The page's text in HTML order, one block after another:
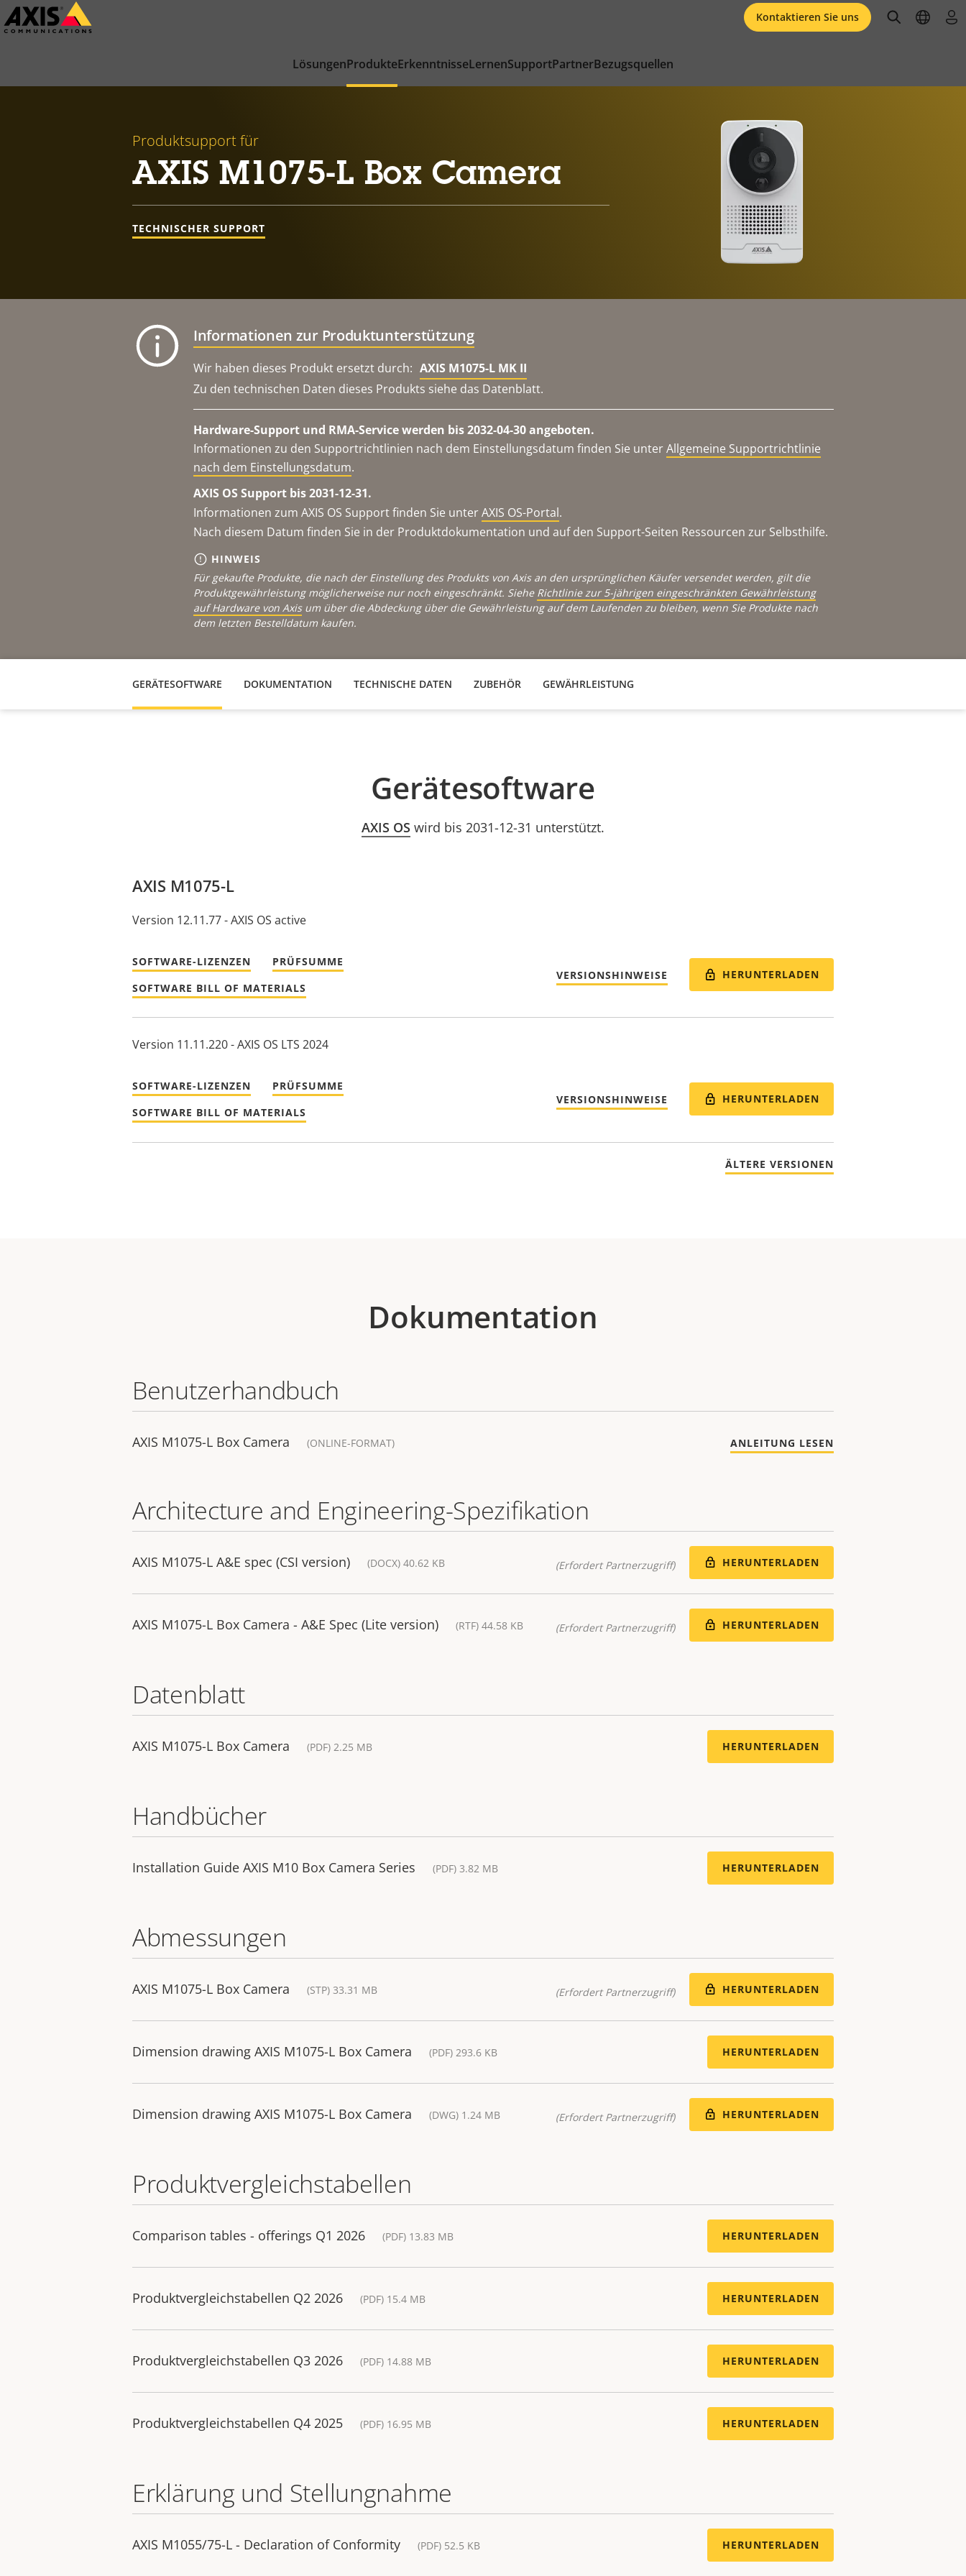
Zum
Hauptinhalt
LösungenProdukteErkenntnisseLernenSupportPartnerBezugsquellen
Kontaktieren Sie uns openopen
Produktsupport für
AXIS M1075-L Box Camera
TECHNISCHER SUPPORT
Informationen zur Produktunterstützung
Wir haben dieses Produkt ersetzt durch: AXIS M1075-L MK II
Zu den technischen Daten dieses Produkts siehe das Datenblatt.
Hardware-Support und RMA-Service werden bis 2032-04-30 angeboten.
Informationen zu den Supportrichtlinien nach dem Einstellungsdatum finden Sie unterAllgemeine Supportrichtlinie
nach dem Einstellungsdatum.
AXIS OS Support bis 2031-12-31.
Informationen zum AXIS OS Support finden Sie unterAXIS OS-Portal.
Nach diesem Datum finden Sie in der Produktdokumentation und auf den Support-Seiten Ressourcen zur Selbsthilfe.
HINWEIS
Für gekaufte Produkte, die nach der Einstellung des Produkts von Axis an den ursprünglichen Käufer versendet werden, gilt die
Produktgewährleistung möglicherweise nur noch eingeschränkt. Siehe Richtlinie zur 5-jährigen eingeschränkten Gewährleistung
auf Hardware von Axisum über die Abdeckung über die Gewährleistung auf dem Laufenden zu bleiben, wenn Sie Produkte nach
dem letzten Bestelldatum kaufen.
GERÄTESOFTWARE DOKUMENTATION TECHNISCHE DATEN ZUBEHÖR GEWÄHRLEISTUNG
Gerätesoftware
AXIS OS wird bis 2031-12-31 unterstützt.
AXIS M1075-L
Version 12.11.77 - AXIS OS active
SOFTWARE-LIZENZEN
PRÜFSUMME
SOFTWARE BILL OF MATERIALS
VERSIONSHINWEISE HERUNTERLADEN
Version 11.11.220 - AXIS OS LTS 2024
SOFTWARE-LIZENZEN
PRÜFSUMME
SOFTWARE BILL OF MATERIALS
VERSIONSHINWEISE HERUNTERLADEN
ÄLTERE VERSIONEN
Dokumentation
Benutzerhandbuch
AXIS M1075-L Box Camera (ONLINE-FORMAT) ANLEITUNG LESEN
Architecture and Engineering-Spezifikation
AXIS M1075-L A&E spec (CSI version) (DOCX) 40.62 KB (Erfordert Partnerzugriff) HERUNTERLADEN
AXIS M1075-L Box Camera - A&E Spec (Lite version) (RTF) 44.58 KB (Erfordert Partnerzugriff) HERUNTERLADEN
Datenblatt
AXIS M1075-L Box Camera (PDF) 2.25 MB HERUNTERLADEN
Handbücher
Installation Guide AXIS M10 Box Camera Series (PDF) 3.82 MB HERUNTERLADEN
Abmessungen
AXIS M1075-L Box Camera (STP) 33.31 MB (Erfordert Partnerzugriff) HERUNTERLADEN
Dimension drawing AXIS M1075-L Box Camera (PDF) 293.6 KB HERUNTERLADEN
Dimension drawing AXIS M1075-L Box Camera (DWG) 1.24 MB (Erfordert Partnerzugriff) HERUNTERLADEN
Produktvergleichstabellen
Comparison tables - offerings Q1 2026 (PDF) 13.83 MB HERUNTERLADEN
Produktvergleichstabellen Q2 2026 (PDF) 15.4 MB HERUNTERLADEN
Produktvergleichstabellen Q3 2026 (PDF) 14.88 MB HERUNTERLADEN
Produktvergleichstabellen Q4 2025 (PDF) 16.95 MB HERUNTERLADEN
Erklärung und Stellungnahme
AXIS M1055/75-L - Declaration of Conformity (PDF) 52.5 KB HERUNTERLADEN